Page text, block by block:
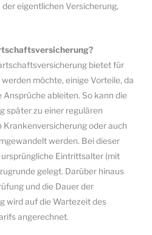
eigentlichen Versicherung,
bietet für
möchte, einige Vorteile, da
Ansprüche ableiten. So kann die
später zu einer regulären
oder auch
werden. Bei dieser
Eintrittsalter (mit
gelegt. Darüber hinaus
und die Dauer der
wird auf die Wartezeit des
angerechnet.